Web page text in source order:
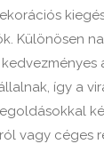
Különösen
így a
vagy céges